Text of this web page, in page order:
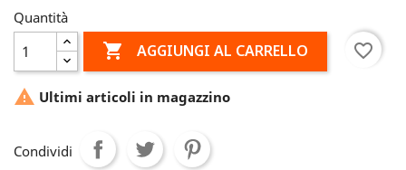
Quantità
 AGGIUNGI AL CARRELLO favorite_border
 Ultimi articoli in magazzino
Condividi